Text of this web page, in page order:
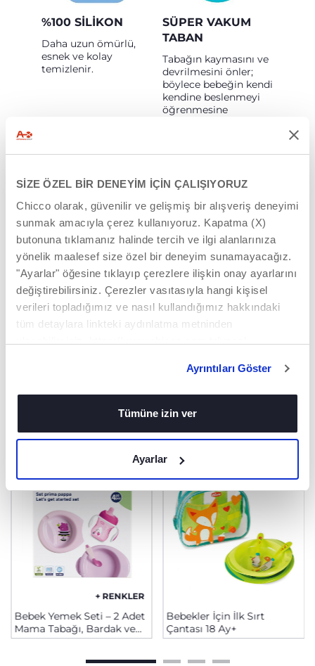
SİZE ÖZEL BİR DENEYİM İÇİN ÇALIŞIYORUZ
Chicco olarak, güvenilir ve gelişmiş bir alışveriş deneyimi
sunmak amacıyla çerez kullanıyoruz. Kapatma (X)
butonuna tıklamanız halinde tercih ve ilgi alanlarınıza
yönelik maalesef size özel bir deneyim sunamayacağız.
"Ayarlar" öğesine tıklayıp çerezlere ilişkin onay ayarlarını
değiştirebilirsiniz. Çerezler vasıtasıyla hangi kişisel
verileri topladığımız ve nasıl kullandığımız hakkındaki
tüm detaylara linkteki aydınlatma metninden
Ayrıntıları Göster
Tümüne izin ver
Ayarlar
%100 SILIKON
Daha uzun ömürlü,
esnek ve kolay
temizlenir.
SÜPER VAKUM
TABAN
Tabağın kaymasını ve
devrilmesini önler;
böylece bebeğin kendi
kendine beslenmeyi
öğrenmesine
3 BÖLMELI
TASARIM
Yeni tatları keşfedin!
BULAŞIK
MAKINESINDE
YIKANABILIR
Ebeveynler için daha
fazla kullanım
kolaylığı sağlar.
DAHA FAZLA KEŞFET
İLGINIZI ÇEKEBILECEK ÜRÜNLER
+ RENKLER
Bebek Yemek Seti – 2 Adet
Mama Tabağı, Bardak ve
Kaşık, 6+ Ay
Bebekler İçin İlk Sırt
Çantası 18 Ay+